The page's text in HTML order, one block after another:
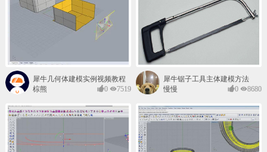
犀牛几何体建模实例视频教程
棕熊
0 7519
犀牛锯子工具主体建模方法
慢慢
0 8680